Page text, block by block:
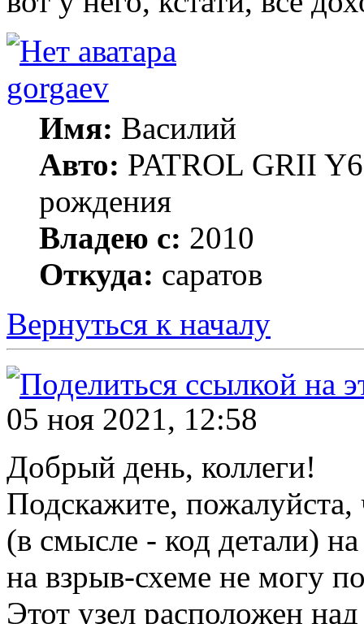
gorgaev
Имя: Василий
Авто: PATROL GRII
рождения
Владею с: 2010
Откуда: саратов
Вернуться к началу
05 ноя 2021, 12:58
Добрый день, коллеги!
Подскажите, пожалуйста,
(в смысле - код детали)
на взрыв-схеме не могу
Этот узел расположен